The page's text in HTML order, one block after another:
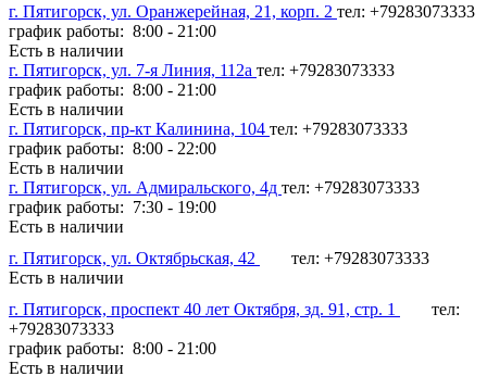
г. Пятигорск, ул. Оранжерейная, 21, корп. 2 тел: +79283073333
график работы: 8:00 - 21:00
Есть в наличии
г. Пятигорск, ул. 7-я Линия, 112а тел: +79283073333
график работы: 8:00 - 21:00
Есть в наличии
г. Пятигорск, пр-кт Калинина, 104 тел: +79283073333
график работы: 8:00 - 22:00
Есть в наличии
г. Пятигорск, ул. Адмиральского, 4д тел: +79283073333
график работы: 7:30 - 19:00
Есть в наличии
г. Пятигорск, ул. Октябрьская, 42
тел: +79283073333
Есть в наличии
г. Пятигорск, проспект 40 лет Октября, зд. 91, стр. 1
тел:
+79283073333
график работы: 8:00 - 21:00
Есть в наличии